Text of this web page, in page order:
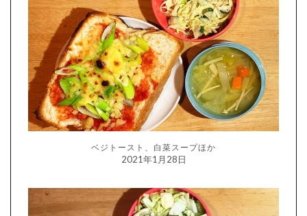
ベジトースト、白菜スープほか
2021年1月28日